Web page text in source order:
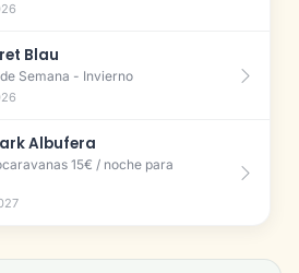
Blau
Semana - Invierno
Albufera
15€ / noche para